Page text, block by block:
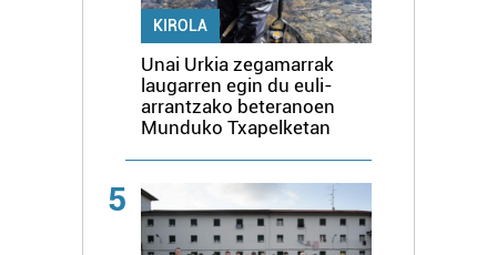
KIROLA
Unai Urkia zegamarrak
laugarren egin du euli-
arrantzako beteranoen
Munduko Txapelketan
5